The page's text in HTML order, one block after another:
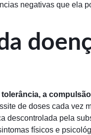
negativas que ela
a
de doses cada vez
descontrolada pela
físicos e